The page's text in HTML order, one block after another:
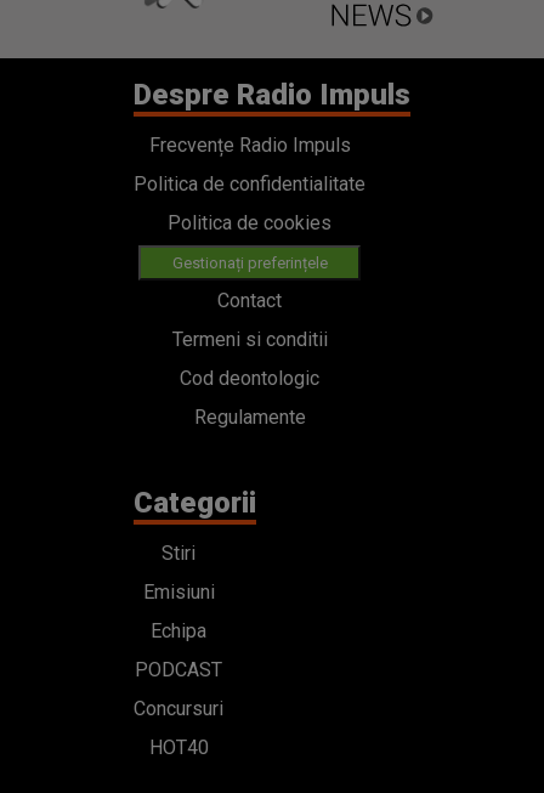
Despre Radio Impuls
Frecvențe Radio Impuls
Politica de confidentialitate
Politica de cookies
Gestionați preferințele
Contact
Termeni si conditii
Cod deontologic
Regulamente
Categorii
Stiri
Emisiuni
Echipa
PODCAST
Concursuri
HOT40